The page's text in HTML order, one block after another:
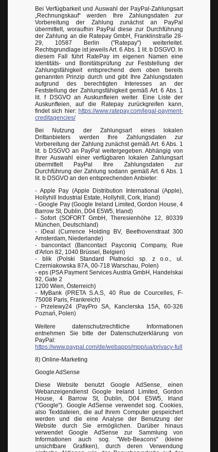
Bei Verfügbarkeit und Auswahl der PayPal-Zahlungsart
„Rechnungskauf“ werden Ihre Zahlungsdaten zur
Vorbereitung der Zahlung zunächst an PayPal
übermittelt, woraufhin PayPal diese zur Durchführung
der Zahlung an die Ratepay GmbH, Franklinstraße 28-
29, 10587 Berlin ("Ratepay") weiterleitet.
Rechtsgrundlage ist jeweils Art. 6 Abs. 1 lit. b DSGVO. In
diesem Fall führt RatePay im eigenen Namen eine
Identitäts- und Bonitätsprüfung zur Feststellung der
Zahlungsfähigkeit entsprechend dem oben bereits
genannten Prinzip durch und gibt Ihre Zahlungsdaten
aufgrund des berechtigten Interesses an der
Feststellung der Zahlungsfähigkeit gemäß Art. 6 Abs. 1
lit. f DSGVO an Auskunfteien weiter. Eine Liste der
Auskunfteien, auf die Ratepay zurückgreifen kann,
findet sich hier: https://www.ratepay.com/legal-payment-
creditagencies/
Bei Nutzung der Zahlungsart eines lokalen
Drittanbieters werden Ihre Zahlungsdaten zur
Vorbereitung der Zahlung zunächst gemäß Art. 6 Abs. 1
lit. b DSGVO an PayPal weitergegeben. Abhängig von
Ihrer Auswahl einer verfügbaren lokalen Zahlungsart
übermittelt PayPal Ihre Zahlungsdaten zur
Durchführung der Zahlung sodann gemäß Art. 6 Abs. 1
lit. b DSGVO an den entsprechenden Anbieter:
- Apple Pay (Apple Distribution International (Apple),
Hollyhill Industrial Estate, Hollyhill, Cork, Irland)
- Google Pay (Google Ireland Limited, Gordon House, 4
Barrow St, Dublin, D04 E5W5, Irland)
- Sofort (SOFORT GmbH, Theresienhöhe 12, 80339
München, Deutschland)
- iDeal (Currence Holding BV, Beethovenstraat 300
Amsterdam, Niederlande)
- bancontact (Bancontact Payconiq Company, Rue
d'Arlon 82, 1040 Brüssel, Belgien)
- blik (Polski Standard Płatności sp. z o.o., ul.
Czerniakowska 87A, 00-718 Warschau, Polen)
- eps (PSA Payment Services Austria GmbH, Handelskai
92, Gate 2
1200 Wien, Österreich)
- MyBank (PRETA S.A.S, 40 Rue de Courcelles, F-
75008 Paris, Frankreich)
- Przelewy24 (PayPro SA, Kanclerska 15A, 60-326
Poznań, Polen)
Weitere datenschutzrechtliche Informationen
entnehmen Sie bitte der Datenschutzerklärung von
PayPal:
https://www.paypal.com/de/webapps/mpp/ua/privacy-full
8) Online-Marketing
Google AdSense
Diese Website benutzt Google AdSense, einen
Webanzeigendienst Google Ireland Limited, Gordon
House, 4 Barrow St, Dublin, D04 E5W5, Irland
("Google"). Google AdSense verwendet sog. Cookies,
also Textdateien, die auf Ihrem Computer gespeichert
werden und die eine Analyse der Benutzung der
Website durch Sie ermöglichen. Darüber hinaus
verwendet Google AdSense zur Sammlung von
Informationen auch sog. "Web-Beacons" (kleine
unsichtbare Grafiken), durch deren Verwendung